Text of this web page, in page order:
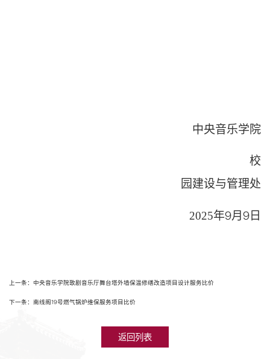
中央音乐学院
校
园建设与管理处
2025年9月9日
上一条：中央音乐学院歌剧音乐厅舞台塔外墙保温修缮改造项目设计服务比价
下一条：南线阁19号燃气锅炉维保服务项目比价
返回列表